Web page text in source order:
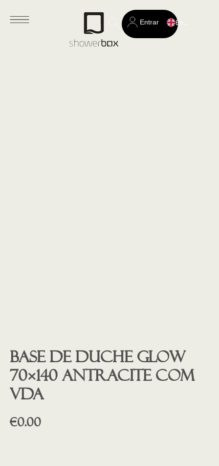
Search
for:
Entrar
Base de duche GLOW
70×140 Antracite COM
VDA
€0.00